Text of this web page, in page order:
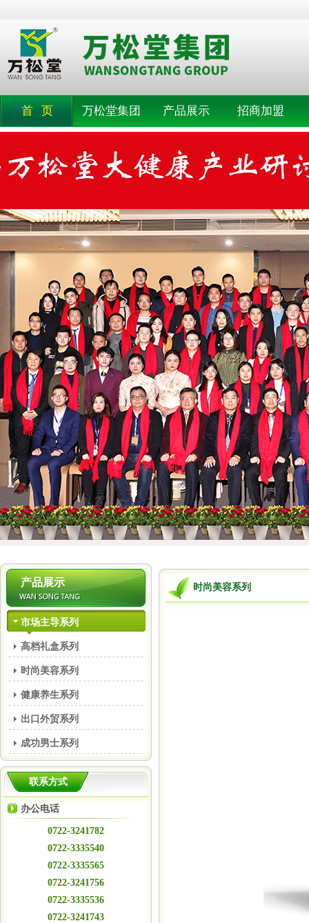
首 页 万松堂集团 产品展示 招商加盟
1
产品展示
市场主导系列
高档礼盒系列
时尚美容系列
健康养生系列
出口外贸系列
成功男士系列
联系方式
办公电话
0722-3241782
0722-3335540
0722-3335565
0722-3241756
0722-3335536
0722-3241743
时尚美容系列